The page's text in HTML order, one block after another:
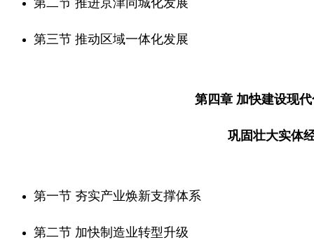
第三节 推动区域一体化发展
第四章 加快建设现
巩固壮大实体
第一节 夯实产业焕新支撑体系
第二节 加快制造业转型升级